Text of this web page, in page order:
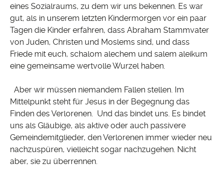
eines Sozialraums, zu dem wir uns bekennen. Es war
gut, als in unserem letzten Kindermorgen vor ein paar
Tagen die Kinder erfahren, dass Abraham Stammvater
von Juden, Christen und Moslems sind, und dass
Friede mit euch, schalom alechem und salem aleikum
eine gemeinsame wertvolle Wurzel haben.
Aber wir müssen niemandem Fallen stellen. Im
Mittelpunkt steht für Jesus in der Begegnung das
Finden des Verlorenen. Und das bindet uns. Es bindet
uns als Gläubige, als aktive oder auch passivere
Gemeindemitglieder, den Verlorenen immer wieder neu
nachzuspüren, vielleicht sogar nachzugehen. Nicht
aber, sie zu überrennen.